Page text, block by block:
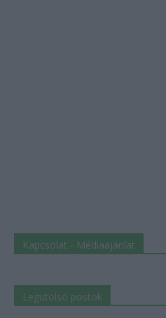
Kapcsolat - Médiaajánlat
Legutolsó postok